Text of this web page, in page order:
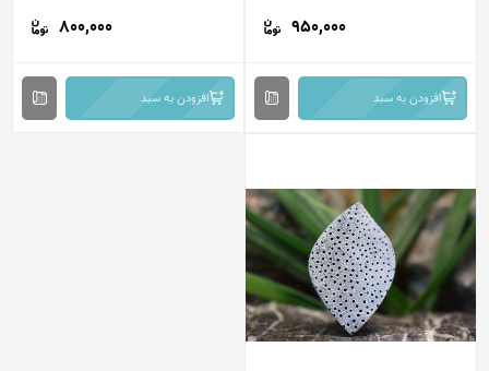
950,000
افزودن به سبد
800,000
افزودن به سبد